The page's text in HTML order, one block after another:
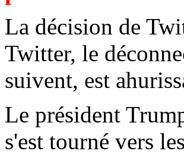
La décision de
Twitter, le
suivent, est
Le président
s'est tourné vers